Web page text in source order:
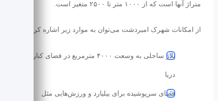
متراژ آنها است که از ۱۰۰۰ متر تا ۲۵۰۰ متغیر است.
از امکانات شهرک امیردشت می‌توان به موارد زیر اشاره کرد:
پلاژ ساحلی به وسعت ۴۰۰۰ مترمربع در فضای کنار
دریا
فضای سرپوشیده برای بیلیارد و ورزش‌‌هایی مثل